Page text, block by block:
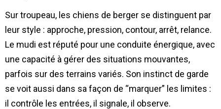
Sur troupeau, les chiens de berger se distinguent par
leur style : approche, pression, contour, arrêt, relance.
Le mudi est réputé pour une conduite énergique, avec
une capacité à gérer des situations mouvantes,
parfois sur des terrains variés. Son instinct de garde
se voit aussi dans sa façon de “marquer” les limites :
il contrôle les entrées, il signale, il observe.